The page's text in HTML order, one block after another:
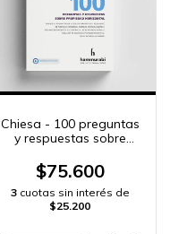
Chiesa - 100 preguntas
y respuestas sobre
$75.600
3 cuotas sin interés de
$25.200